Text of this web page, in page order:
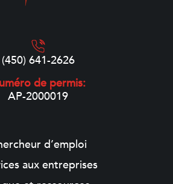
(450) 641-2626
de permis:
AP-2000019
d’emploi
aux entreprises